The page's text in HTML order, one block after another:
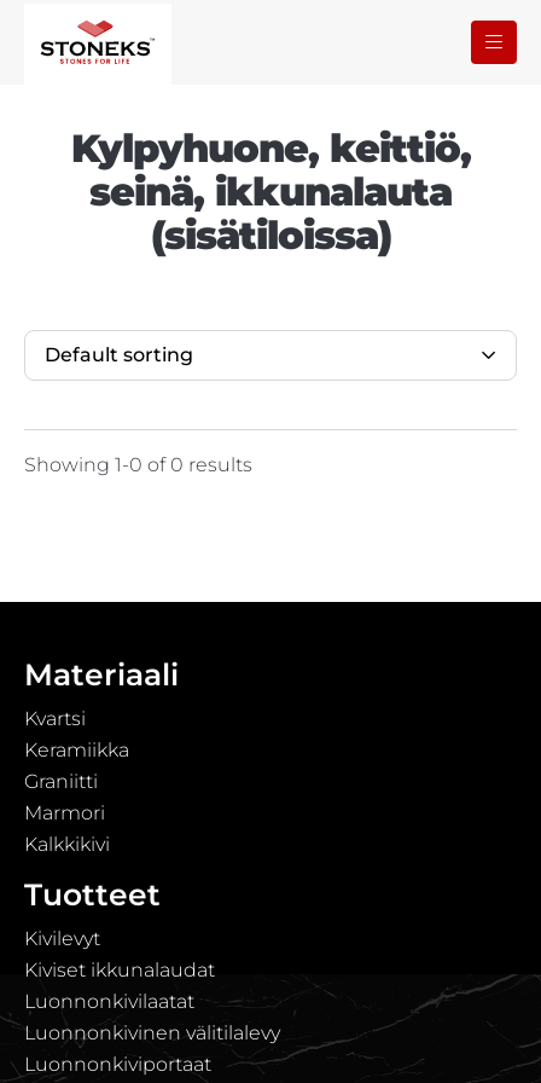
Kylpyhuone, keittiö,
seinä, ikkunalauta
(sisätiloissa)
Default sorting
Showing 1-0 of 0 results
Materiaali
Kvartsi
Keramiikka
Graniitti
Marmori
Kalkkikivi
Tuotteet
Kivilevyt
Kiviset ikkunalaudat
Luonnonkivilaatat
Luonnonkivinen välitilalevy
Luonnonkiviportaat